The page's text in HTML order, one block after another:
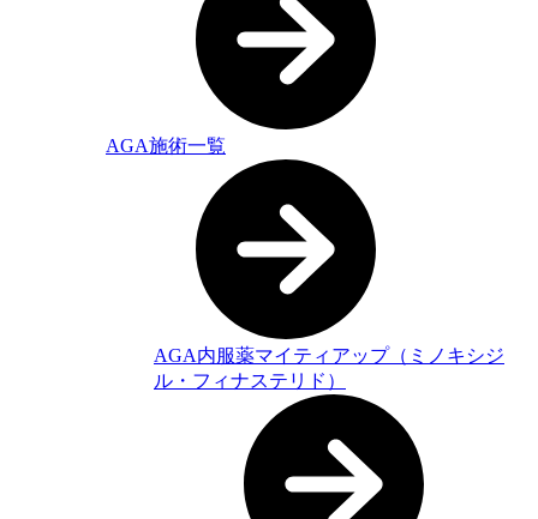
AGA施術一覧
AGA内服薬マイティアップ（ミノキシジ
ル・フィナステリド）